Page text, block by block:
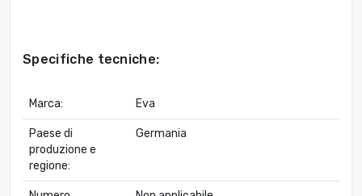
Specifiche tecniche:
Marca: Eva
Paese di
produzione e
regione:
Germania